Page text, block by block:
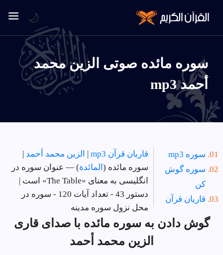
سوره مائده صوتی الزين محمد
أحمد mp3
سوره mp3
سوره گوش
کن
قاریان قرآن
قاریان قرآن mp3 | الزين محمد أحمد |
سوره مائده ( المائدة) — عنوان سوره در
انگلیسی به معنای «The Table» است |
دستور 43 - تعداد آیات 120 - سوره در
محل نزول سوره مدینه
گوش دادن به سوره مائده با صدای قاری
الزين محمد أحمد
🌙